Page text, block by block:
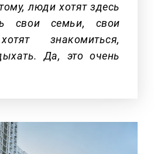
люди хотят здесь
свои семьи, свои
знакомиться,
Да, это очень